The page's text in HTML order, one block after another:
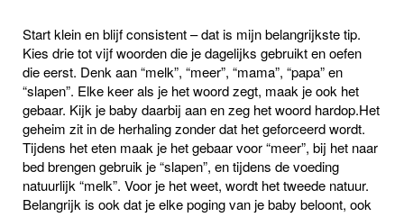
Start klein en blijf consistent – dat is mijn belangrijkste tip.
Kies drie tot vijf woorden die je dagelijks gebruikt en oefen
die eerst. Denk aan “melk”, “meer”, “mama”, “papa” en
“slapen”. Elke keer als je het woord zegt, maak je ook het
gebaar. Kijk je baby daarbij aan en zeg het woord hardop.Het
geheim zit in de herhaling zonder dat het geforceerd wordt.
Tijdens het eten maak je het gebaar voor “meer”, bij het naar
bed brengen gebruik je “slapen”, en tijdens de voeding
natuurlijk “melk”. Voor je het weet, wordt het tweede natuur.
Belangrijk is ook dat je elke poging van je baby beloont, ook